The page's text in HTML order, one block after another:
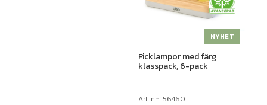
Ficklampor med färg
klasspack, 6-pack
NYHET
Art. nr: 156460